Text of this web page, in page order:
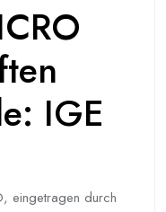
IGE
eingetragen durch